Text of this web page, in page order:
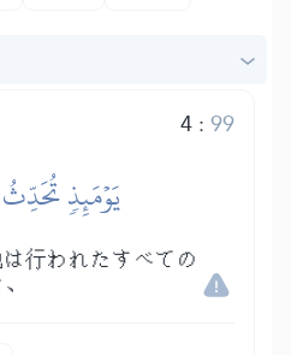
4:99
يَوۡمَئِذٖ
行われたすべての